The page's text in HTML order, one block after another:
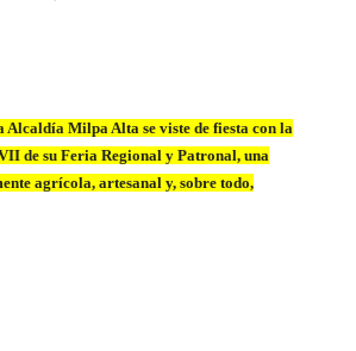
Alcaldía Milpa Alta se viste de fiesta con la
de su Feria Regional y Patronal, una
agrícola, artesanal y, sobre todo,